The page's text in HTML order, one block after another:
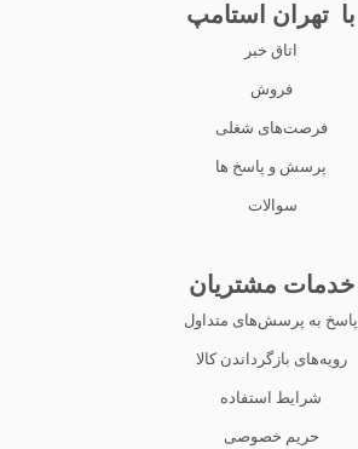
با تهران استامپ
اتاق خبر
فروش
فرصت‌های شغلی
پرسش و پاسخ ها
سوالات
خدمات مشتریان
پاسخ به پرسش‌های متداول
رویه‌های بازگرداندن کالا
شرایط استفاده
حریم خصوصی